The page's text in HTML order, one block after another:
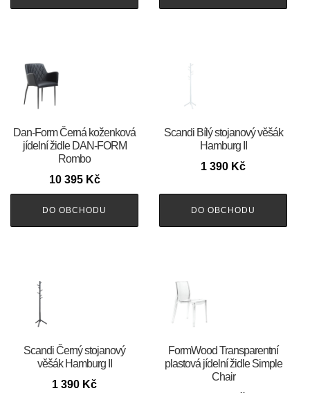
​​​​​Dan-Form Černá koženková
jídelní židle DAN-FORM
Rombo
10 395 Kč
DO OBCHODU
Scandi Bílý stojanový věšák
Hamburg II
1 390 Kč
DO OBCHODU
Scandi Černý stojanový
věšák Hamburg II
1 390 Kč
FormWood Transparentní
plastová jídelní židle Simple
Chair